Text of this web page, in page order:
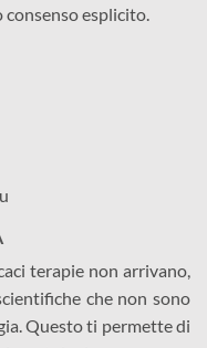
esplicito.
terapie non arrivano,
che non sono
Questo ti permette di